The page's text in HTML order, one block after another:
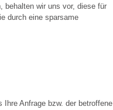
behalten wir uns vor, diese für
durch eine sparsame
Ihre Anfrage bzw. der betroffene